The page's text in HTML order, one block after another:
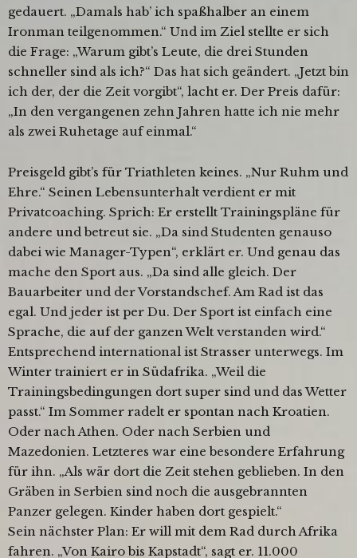
gedauert. „Damals hab’ ich spaßhalber an einem
Ironman teilgenommen.“ Und im Ziel stellte er sich
die Frage: „Warum gibt’s Leute, die drei Stunden
schneller sind als ich?“ Das hat sich geändert. „Jetzt bin
ich der, der die Zeit vorgibt“, lacht er. Der Preis dafür:
„In den vergangenen zehn Jahren hatte ich nie mehr
als zwei Ruhetage auf einmal.“
Preisgeld gibt’s für Triathleten keines. „Nur Ruhm und
Ehre.“ Seinen Lebensunterhalt verdient er mit
Privatcoaching. Sprich: Er erstellt Trainingspläne für
andere und betreut sie. „Da sind Studenten genauso
dabei wie Manager-Typen“, erklärt er. Und genau das
mache den Sport aus. „Da sind alle gleich. Der
Bauarbeiter und der Vorstandschef. Am Rad ist das
egal. Und jeder ist per Du. Der Sport ist einfach eine
Sprache, die auf der ganzen Welt verstanden wird.“
Entsprechend international ist Strasser unterwegs. Im
Winter trainiert er in Südafrika. „Weil die
Trainingsbedingungen dort super sind und das Wetter
passt.“ Im Sommer radelt er spontan nach Kroatien.
Oder nach Athen. Oder nach Serbien und
Mazedonien. Letzteres war eine besondere Erfahrung
für ihn. „Als wär dort die Zeit stehen geblieben. In den
Gräben in Serbien sind noch die ausgebrannten
Panzer gelegen. Kinder haben dort gespielt.“
Sein nächster Plan: Er will mit dem Rad durch Afrika
fahren. „Von Kairo bis Kapstadt“, sagt er. 11.000